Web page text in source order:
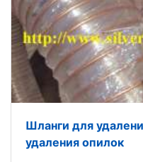
Шланги для
удаления опилок